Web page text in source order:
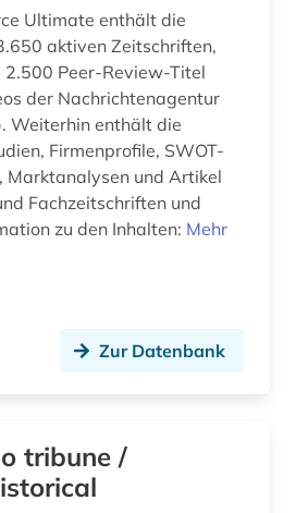
lehrplan und unterrichtsmethoden (1)
(1)
(1)
medienberichte (1)
Ultimate enthält die
Peer-Review-Titel
der Nachrichtenagentur
Weiterhin enthält die
Firmenprofile, SWOT-
Marktanalysen und Artikel
Fachzeitschriften und
Information zu den Inhalten: Mehr
Zur Datenbank
tribune /